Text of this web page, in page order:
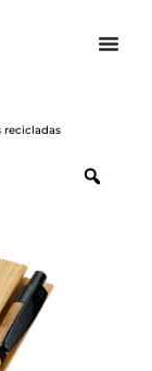
recicladas